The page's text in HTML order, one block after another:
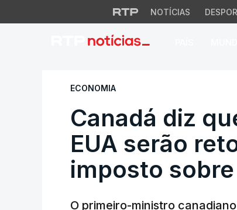
NOTÍCIAS
Canadá diz
ECONOMIA
Canadá diz
EUA serão
imposto
O primeiro-ministro